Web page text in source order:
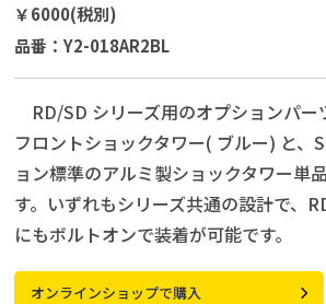
￥6000(税別)
品番：Y2-018AR2BL
RD/SD シリーズ用のオプションパー
フロントショックタワー( ブルー) と、
ョン標準のアルミ製ショックタワー単
す。いずれもシリーズ共通の設計で、
にもボルトオンで装着が可能です。
オンラインショップで購入